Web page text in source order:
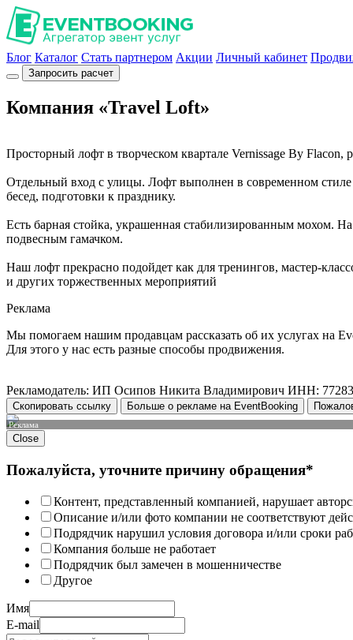
Блог Каталог Стать партнером Акции Личный кабинет
Запросить расчет
Компания «Travel Loft»
Просторный лофт в творческом квартале Vernissage By
Отдельный вход с улицы. Лофт выполнен в современном
бесед, подготовки к празднику.
Есть барная стойка, украшенная стабилизированным мохом.
подвесным гамачком.
Наш лофт прекрасно подойдет как для тренингов, мастер-
и других торжественных мероприятий
Реклама
Мы помогаем нашим продавцам рассказать об их услугах на
Для этого у нас есть разные способы продвижения.
Рекламодатель: ИП Осипов Никита Владимирович ИНН:
Скопировать ссылку Больше о рекламе на EventBooking
Реклама
Close
Пожалуйста, уточните причину обращения*
Контент, представленный компанией, нарушает
Описание и/или фото компании не соответствуют
Подрядчик нарушил условия договора и/или сроки
Компания больше не работает
Подрядчик был замечен в мошенничестве
Другое
Имя
E-mail